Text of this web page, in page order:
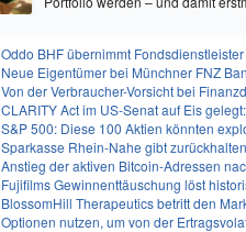
Oddo BHF übernimmt
Neue Eigentümer bei Münchner FNZ
Von der Verbraucher-Vorsicht bei
CLARITY Act im US-Senat auf Eis gelegt:
S&P 500: Diese 100 Aktien könnten
Sparkasse Rhein-Nahe gibt
Anstieg der aktiven Bitcoin-Adressen
Fujifilms Gewinnenttäuschung löst
BlossomHill Therapeutics betritt den
Optionen nutzen, um von der